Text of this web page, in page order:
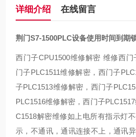
详细介绍 在线留言
荆门S7-1500PLC设备使用时间到期
西门子CPU1500维修解密 维修西
门子PLC1511维修解密，西门子
子PLC1513维修解密，西门子
PLC1516维修解密，西门子
C1518解密维修如上电所有指示灯
示，不通讯，通讯连接不上，通讯